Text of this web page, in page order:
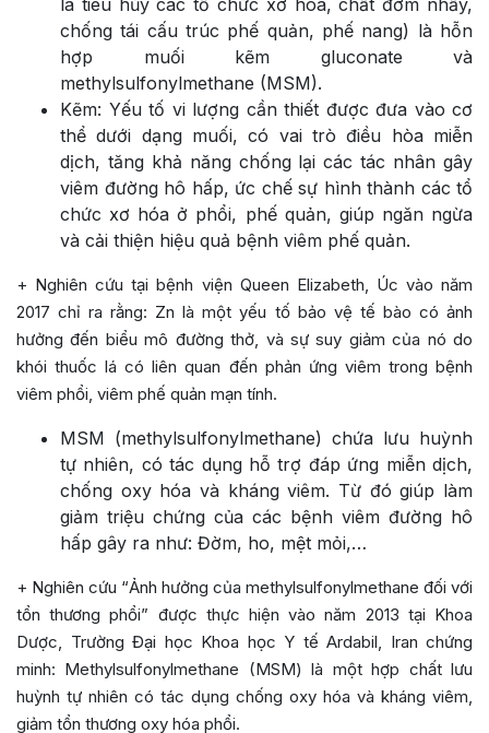
là tiêu hủy các tổ chức xơ hóa, chất đờm nhầy,
chống tái cấu trúc phế quản, phế nang) là hỗn
hợp muối kẽm gluconate và
methylsulfonylmethane (MSM).
Kẽm: Yếu tố vi lượng cần thiết được đưa vào cơ
thể dưới dạng muối, có vai trò điều hòa miễn
dịch, tăng khả năng chống lại các tác nhân gây
viêm đường hô hấp, ức chế sự hình thành các tổ
chức xơ hóa ở phổi, phế quản, giúp ngăn ngừa
và cải thiện hiệu quả bệnh viêm phế quản.
+ Nghiên cứu tại bệnh viện Queen Elizabeth, Úc vào năm
2017 chỉ ra rằng: Zn là một yếu tố bảo vệ tế bào có ảnh
hưởng đến biểu mô đường thở, và sự suy giảm của nó do
khói thuốc lá có liên quan đến phản ứng viêm trong bệnh
viêm phổi, viêm phế quản mạn tính.
MSM (methylsulfonylmethane) chứa lưu huỳnh
tự nhiên, có tác dụng hỗ trợ đáp ứng miễn dịch,
chống oxy hóa và kháng viêm. Từ đó giúp làm
giảm triệu chứng của các bệnh viêm đường hô
hấp gây ra như: Đờm, ho, mệt mỏi,…
+ Nghiên cứu “Ảnh hưởng của methylsulfonylmethane đối với
tổn thương phổi” được thực hiện vào năm 2013 tại Khoa
Dược, Trường Đại học Khoa học Y tế Ardabil, Iran chứng
minh: Methylsulfonylmethane (MSM) là một hợp chất lưu
huỳnh tự nhiên có tác dụng chống oxy hóa và kháng viêm,
giảm tổn thương oxy hóa phổi.